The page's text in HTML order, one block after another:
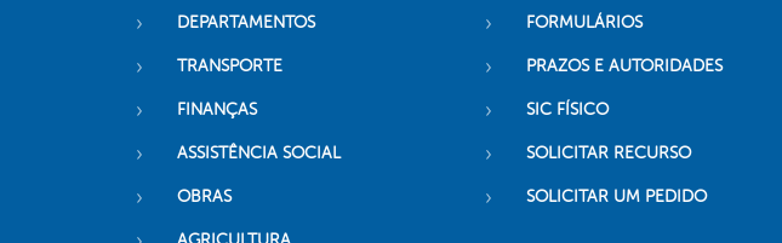
DEPARTAMENTOS
TRANSPORTE
FINANÇAS
ASSISTÊNCIA SOCIAL
OBRAS
FORMULÁRIOS
PRAZOS E AUTORIDADES
SIC FÍSICO
SOLICITAR RECURSO
SOLICITAR UM PEDIDO